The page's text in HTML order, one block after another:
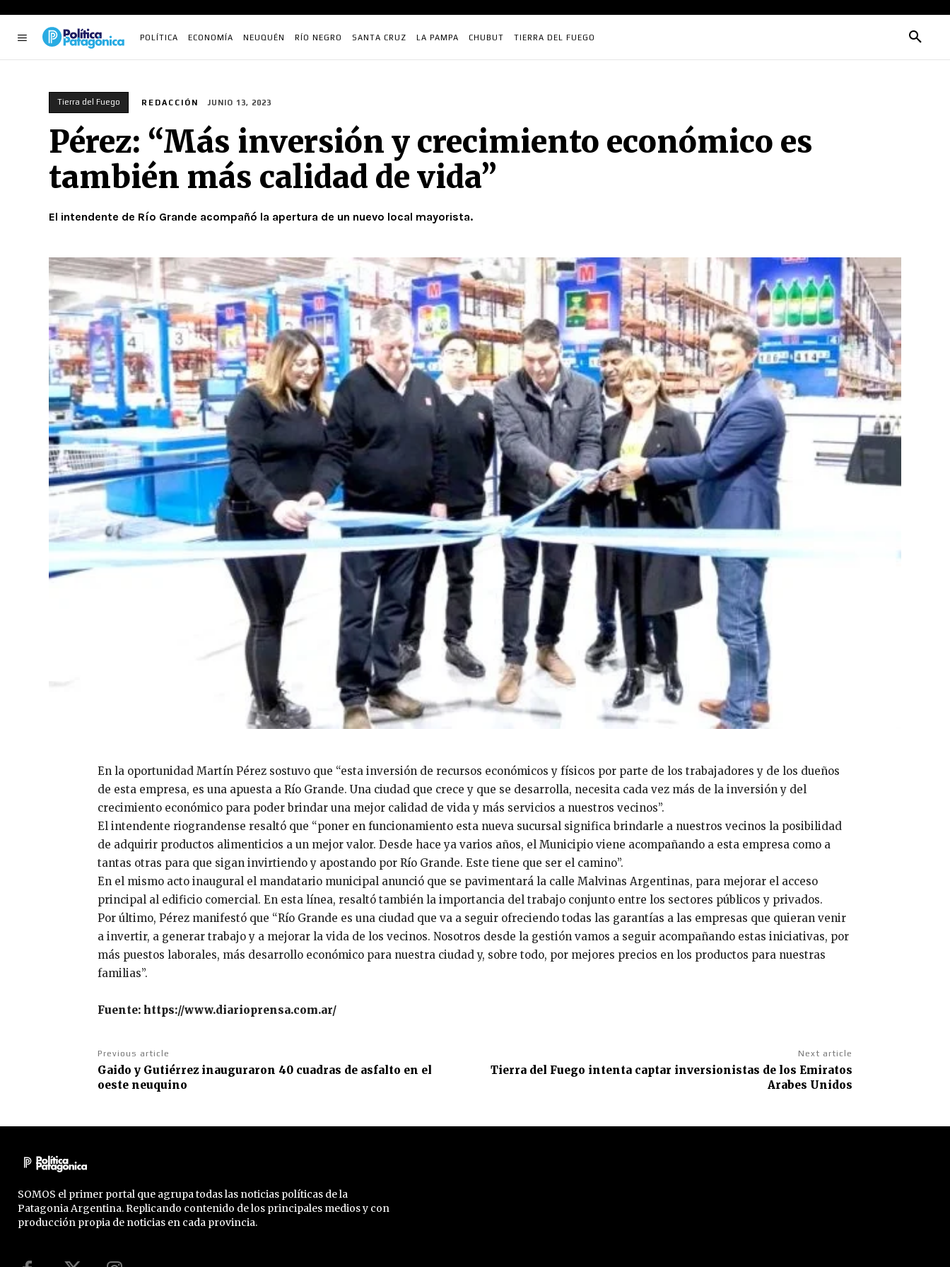
POLÍTICA ECONOMÍA NEUQUÉN RÍO NEGRO SANTA CRUZ LA PAMPA CHUBUT TIERRA DEL FUEGO
Tierra del Fuego REDACCIÓN JUNIO 13, 2023
Pérez: “Más inversión y crecimiento económico es
también más calidad de vida”
El intendente de Río Grande acompañó la apertura de un nuevo local mayorista.
En la oportunidad Martín Pérez sostuvo que “esta inversión de recursos económicos y físicos por parte de los trabajadores y de los dueños
de esta empresa, es una apuesta a Río Grande. Una ciudad que crece y que se desarrolla, necesita cada vez más de la inversión y del
crecimiento económico para poder brindar una mejor calidad de vida y más servicios a nuestros vecinos”.
El intendente riograndense resaltó que “poner en funcionamiento esta nueva sucursal significa brindarle a nuestros vecinos la posibilidad
de adquirir productos alimenticios a un mejor valor. Desde hace ya varios años, el Municipio viene acompañando a esta empresa como a
tantas otras para que sigan invirtiendo y apostando por Río Grande. Este tiene que ser el camino”.
En el mismo acto inaugural el mandatario municipal anunció que se pavimentará la calle Malvinas Argentinas, para mejorar el acceso
principal al edificio comercial. En esta línea, resaltó también la importancia del trabajo conjunto entre los sectores públicos y privados.
Por último, Pérez manifestó que “Río Grande es una ciudad que va a seguir ofreciendo todas las garantías a las empresas que quieran venir
a invertir, a generar trabajo y a mejorar la vida de los vecinos. Nosotros desde la gestión vamos a seguir acompañando estas iniciativas, por
más puestos laborales, más desarrollo económico para nuestra ciudad y, sobre todo, por mejores precios en los productos para nuestras
familias”.
Fuente: https://www.diarioprensa.com.ar/
Previous article
Gaido y Gutiérrez inauguraron 40 cuadras de asfalto en el
oeste neuquino
Next article
Tierra del Fuego intenta captar inversionistas de los Emiratos
Arabes Unidos
SOMOS el primer portal que agrupa todas las noticias políticas de la
Patagonia Argentina. Replicando contenido de los principales medios y con
producción propia de noticias en cada provincia.